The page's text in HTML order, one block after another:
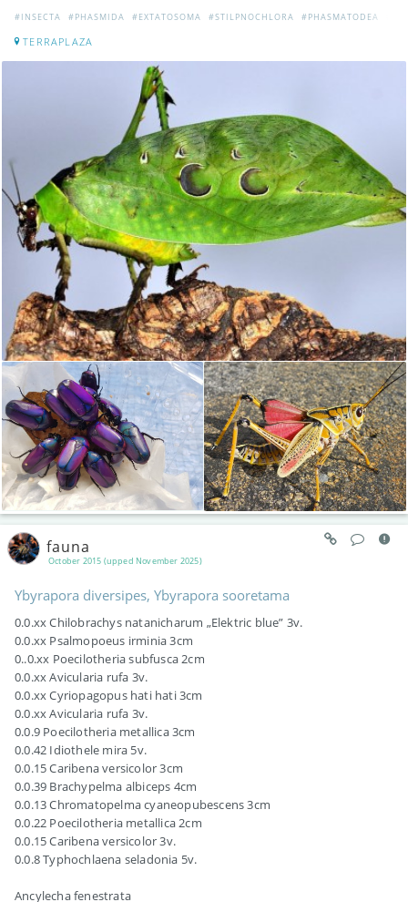
#INSECTA #PHASMIDA #EXTATOSOMA #STILPNOCHLORA #PHASMATODEA
TERRAPLAZA
October 2015 (upped November 2025)
fauna
Ybyrapora diversipes, Ybyrapora sooretama
0.0.xx Chilobrachys natanicharum „Elektric blue” 3v.
0.0.xx Psalmopoeus irminia 3cm
0..0.xx Poecilotheria subfusca 2cm
0.0.xx Avicularia rufa 3v.
0.0.xx Cyriopagopus hati hati 3cm
0.0.xx Avicularia rufa 3v.
0.0.9 Poecilotheria metallica 3cm
0.0.42 Idiothele mira 5v.
0.0.15 Caribena versicolor 3cm
0.0.39 Brachypelma albiceps 4cm
0.0.13 Chromatopelma cyaneopubescens 3cm
0.0.22 Poecilotheria metallica 2cm
0.0.15 Caribena versicolor 3v.
0.0.8 Typhochlaena seladonia 5v.
Ancylecha fenestrata